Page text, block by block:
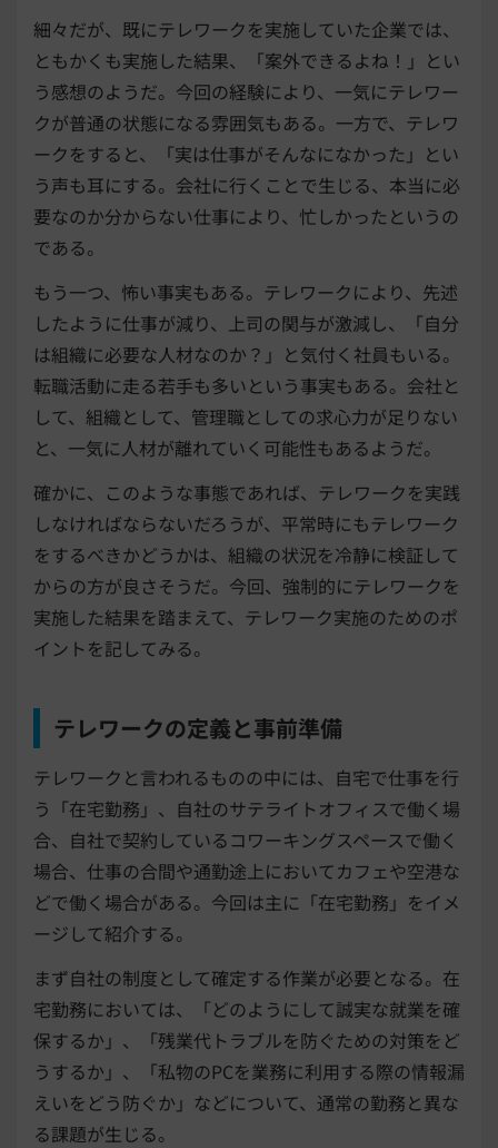
細々だが、既にテレワークを実施していた企業では、
ともかくも実施した結果、「案外できるよね！」とい
う感想のようだ。今回の経験により、一気にテレワー
クが普通の状態になる雰囲気もある。一方で、テレワ
ークをすると、「実は仕事がそんなになかった」とい
う声も耳にする。会社に行くことで生じる、本当に必
要なのか分からない仕事により、忙しかったというの
である。
もう一つ、怖い事実もある。テレワークにより、先述
したように仕事が減り、上司の関与が激減し、「自分
は組織に必要な人材なのか？」と気付く社員もいる。
転職活動に走る若手も多いという事実もある。会社と
して、組織として、管理職としての求心力が足りない
と、一気に人材が離れていく可能性もあるようだ。
確かに、このような事態であれば、テレワークを実践
しなければならないだろうが、平常時にもテレワーク
をするべきかどうかは、組織の状況を冷静に検証して
からの方が良さそうだ。今回、強制的にテレワークを
実施した結果を踏まえて、テレワーク実施のためのポ
イントを記してみる。
テレワークの定義と事前準備
テレワークと言われるものの中には、自宅で仕事を行
う「在宅勤務」、自社のサテライトオフィスで働く場
合、自社で契約しているコワーキングスペースで働く
場合、仕事の合間や通勤途上においてカフェや空港な
どで働く場合がある。今回は主に「在宅勤務」をイメ
ージして紹介する。
まず自社の制度として確定する作業が必要となる。在
宅勤務においては、「どのようにして誠実な就業を確
保するか」、「残業代トラブルを防ぐための対策をど
うするか」、「私物のPCを業務に利用する際の情報漏
えいをどう防ぐか」などについて、通常の勤務と異な
る課題が生じる。